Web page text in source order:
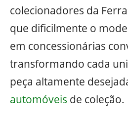
colecionadores da
que dificilmente o
em concessionárias
transformando cada
peça altamente
automóveis de coleção.